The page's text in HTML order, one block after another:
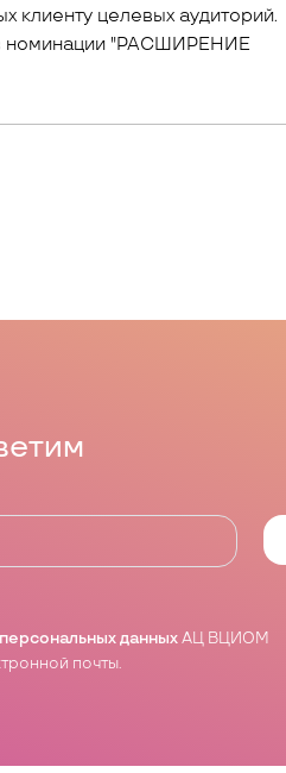
клиенту целевых аудиторий.
номинации "РАСШИРЕНИЕ
данныхАЦ ВЦИОМ
почты.